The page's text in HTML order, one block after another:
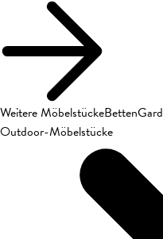
Weitere MöbelstückeBetten
Outdoor-Möbelstücke